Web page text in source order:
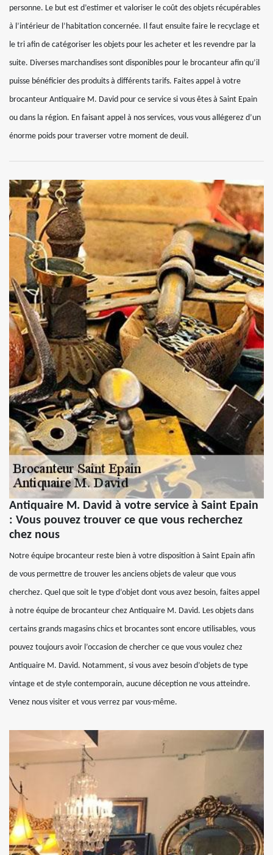
personne. Le but est d’estimer et valoriser le coût des objets récupérables
à l’intérieur de l’habitation concernée. Il faut ensuite faire le recyclage et
le tri afin de catégoriser les objets pour les acheter et les revendre par la
suite. Diverses marchandises sont disponibles pour le brocanteur afin qu’il
puisse bénéficier des produits à différents tarifs. Faites appel à votre
brocanteur Antiquaire M. David pour ce service si vous êtes à Saint Epain
ou dans la région. En faisant appel à nos services, vous vous allégerez d’un
énorme poids pour traverser votre moment de deuil.
Antiquaire M. David à votre service à Saint Epain
: Vous pouvez trouver ce que vous recherchez
chez nous
Notre équipe brocanteur reste bien à votre disposition à Saint Epain afin
de vous permettre de trouver les anciens objets de valeur que vous
cherchez. Quel que soit le type d’objet dont vous avez besoin, faites appel
à notre équipe de brocanteur chez Antiquaire M. David. Les objets dans
certains grands magasins chics et brocantes sont encore utilisables, vous
pouvez toujours avoir l’occasion de chercher ce que vous voulez chez
Antiquaire M. David. Notamment, si vous avez besoin d’objets de type
vintage et de style contemporain, aucune déception ne vous atteindre.
Venez nous visiter et vous verrez par vous-même.